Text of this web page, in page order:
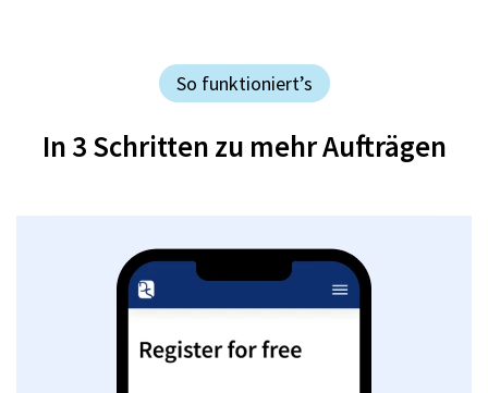
So funktioniert’s
In 3 Schritten zu mehr Aufträgen